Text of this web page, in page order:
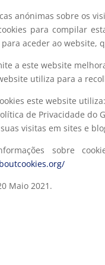
anónimas sobre os
para compilar
aceder ao website,
a este website
utiliza para a
este website utiliza:
de Privacidade do
visitas em sites e
sobre
Maio 2021.